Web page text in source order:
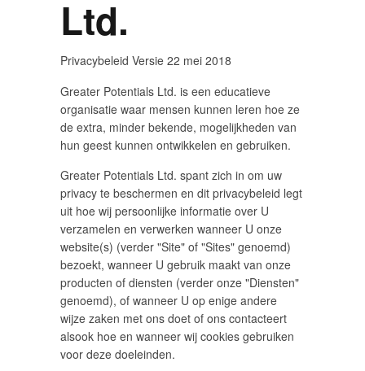
Ltd.
Privacybeleid Versie 22 mei 2018
Greater Potentials Ltd. is een educatieve
organisatie waar mensen kunnen leren hoe ze
de extra, minder bekende, mogelijkheden van
hun geest kunnen ontwikkelen en gebruiken.
Greater Potentials Ltd. spant zich in om uw
privacy te beschermen en dit privacybeleid legt
uit hoe wij persoonlijke informatie over U
verzamelen en verwerken wanneer U onze
website(s) (verder "Site" of "Sites" genoemd)
bezoekt, wanneer U gebruik maakt van onze
producten of diensten (verder onze "Diensten"
genoemd), of wanneer U op enige andere
wijze zaken met ons doet of ons contacteert
alsook hoe en wanneer wij cookies gebruiken
voor deze doeleinden.